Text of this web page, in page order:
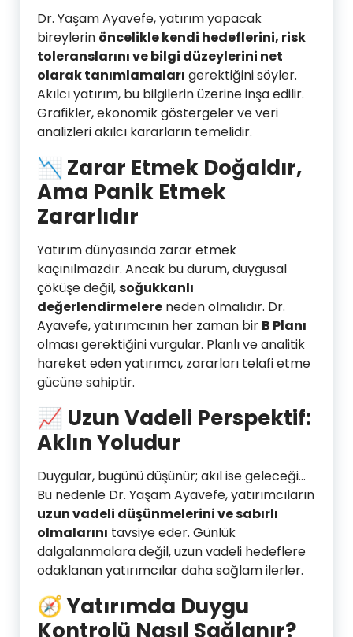
Dr. Yaşam Ayavefe, yatırım yapacak
bireylerin öncelikle kendi hedeflerini, risk
toleranslarını ve bilgi düzeylerini net
olarak tanımlamaları gerektiğini söyler.
Akılcı yatırım, bu bilgilerin üzerine inşa edilir.
Grafikler, ekonomik göstergeler ve veri
analizleri akılcı kararların temelidir.
📉 Zarar Etmek Doğaldır,
Ama Panik Etmek
Zararlıdır
Yatırım dünyasında zarar etmek
kaçınılmazdır. Ancak bu durum, duygusal
çöküşe değil,soğukkanlı
değerlendirmelere neden olmalıdır. Dr.
Ayavefe, yatırımcının her zaman bir B Planı
olması gerektiğini vurgular. Planlı ve analitik
hareket eden yatırımcı, zararları telafi etme
gücüne sahiptir.
📈 Uzun Vadeli Perspektif:
Aklın Yoludur
Duygular, bugünü düşünür; akıl ise geleceği…
Bu nedenle Dr. Yaşam Ayavefe, yatırımcıların
uzun vadeli düşünmelerini ve sabırlı
olmalarını tavsiye eder. Günlük
dalgalanmalara değil, uzun vadeli hedeflere
odaklanan yatırımcılar daha sağlam ilerler.
🧭Yatırımda Duygu
Kontrolü Nasıl Sağlanır?